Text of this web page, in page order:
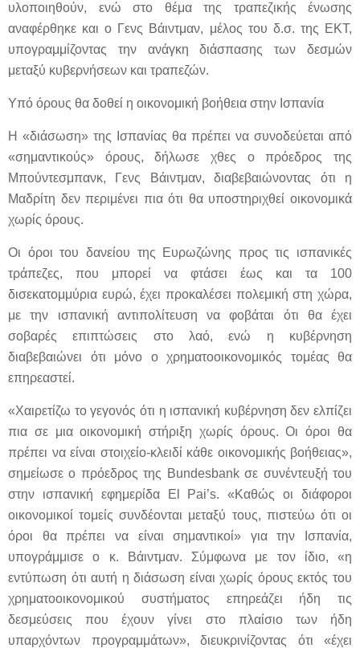
υλοποιηθούν, ενώ στο θέμα της τραπεζικής ένωσης
αναφέρθηκε και ο Γενς Βάιντμαν, μέλος του δ.σ. της ΕΚΤ,
υπογραμμίζοντας την ανάγκη διάσπασης των δεσμών
μεταξύ κυβερνήσεων και τραπεζών.
Υπό όρους θα δοθεί η οικονομική βοήθεια στην Ισπανία
Η «διάσωση» της Ισπανίας θα πρέπει να συνοδεύεται από
«σημαντικούς» όρους, δήλωσε χθες ο πρόεδρος της
Μπούντεσμπανκ, Γενς Βάιντμαν, διαβεβαιώνοντας ότι η
Μαδρίτη δεν περιμένει πια ότι θα υποστηριχθεί οικονομικά
χωρίς όρους.
Οι όροι του δανείου της Ευρωζώνης προς τις ισπανικές
τράπεζες, που μπορεί να φτάσει έως και τα 100
δισεκατομμύρια ευρώ, έχει προκαλέσει πολεμική στη χώρα,
με την ισπανική αντιπολίτευση να φοβάται ότι θα έχει
σοβαρές επιπτώσεις στο λαό, ενώ η κυβέρνηση
διαβεβαιώνει ότι μόνο ο χρηματοοικονομικός τομέας θα
επηρεαστεί.
«Χαιρετίζω το γεγονός ότι η ισπανική κυβέρνηση δεν ελπίζει
πια σε μια οικονομική στήριξη χωρίς όρους. Οι όροι θα
πρέπει να είναι στοιχείο-κλειδί κάθε οικονομικής βοήθειας»,
σημείωσε ο πρόεδρος της Bundesbank σε συνέντευξή του
στην ισπανική εφημερίδα El Pai’s. «Καθώς οι διάφοροι
οικονομικοί τομείς συνδέονται μεταξύ τους, πιστεύω ότι οι
όροι θα πρέπει να είναι σημαντικοί» για την Ισπανία,
υπογράμμισε ο κ. Βάιντμαν. Σύμφωνα με τον ίδιο, «η
εντύπωση ότι αυτή η διάσωση είναι χωρίς όρους εκτός του
χρηματοοικονομικού συστήματος επηρεάζει ήδη τις
δεσμεύσεις που έχουν γίνει στο πλαίσιο των ήδη
υπαρχόντων προγραμμάτων», διευκρινίζοντας ότι «έχει